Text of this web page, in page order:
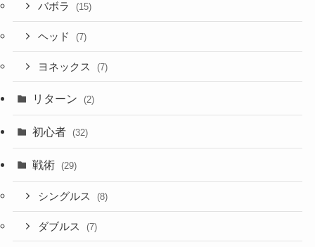
バボラ (15)
ヘッド (7)
ヨネックス (7)
リターン (2)
初心者 (32)
戦術 (29)
シングルス (8)
ダブルス (7)